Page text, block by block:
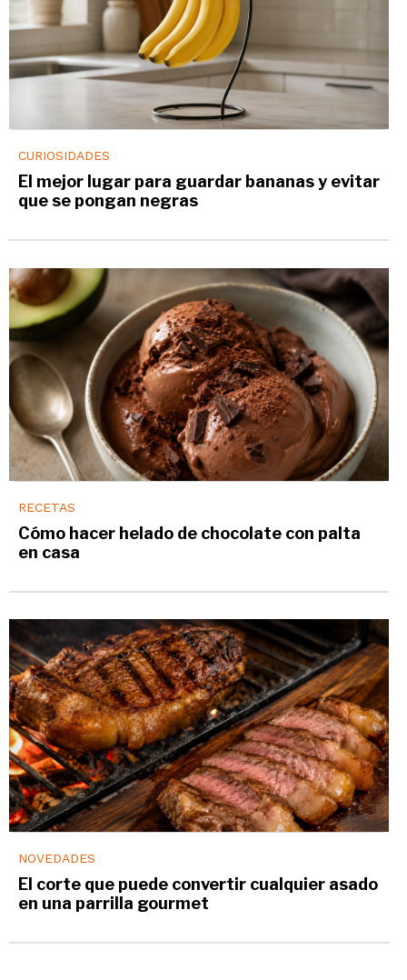
CURIOSIDADES
El mejor lugar para guardar bananas y evitar
que se pongan negras
RECETAS
Cómo hacer helado de chocolate con palta
en casa
NOVEDADES
El corte que puede convertir cualquier asado
en una parrilla gourmet